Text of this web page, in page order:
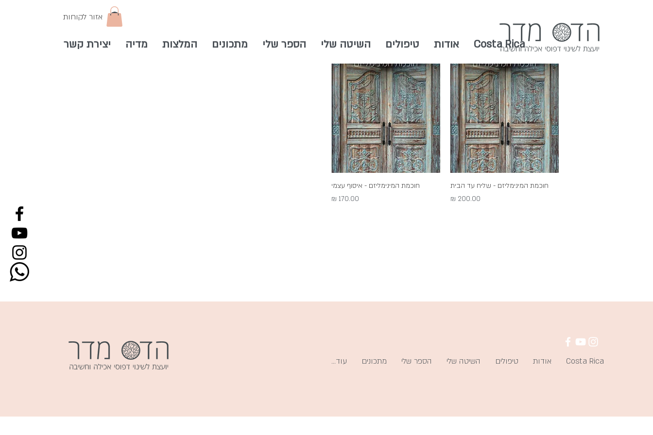
אזור לקוחות
Costa Rica אודות טיפולים השיטה שלי הספר שלי מתכונים המלצות מדיה יצירת קשר
תצוגה מהירה
חוכמת המינימליזם - שליח עד הבית
מחיר
תצוגה מהירה
חוכמת המינימליזם - איסוף עצמי
מחיר
Costa Rica אודות טיפולים השיטה שלי הספר שלי מתכונים עוד...